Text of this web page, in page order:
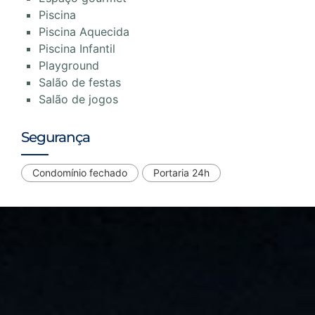
Piscina
Piscina Aquecida
Piscina Infantil
Playground
Salão de festas
Salão de jogos
Segurança
Condomínio fechado Portaria 24h